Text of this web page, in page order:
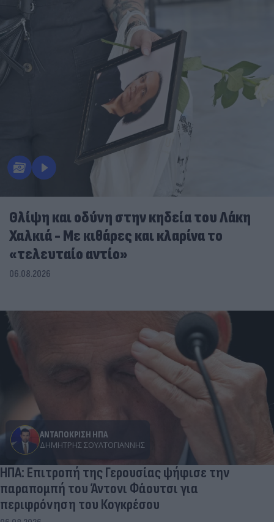
Θλίψη και οδύνη στην κηδεία του Λάκη
Χαλκιά - Με κιθάρες και κλαρίνα το
«τελευταίο αντίο»
06.08.2026
ΑΝΤΑΠΟΚΡΙΣΗ ΗΠΑ
ΔΗΜΉΤΡΗΣ ΣΟΥΛΤΟΓΙΆΝΝΗΣ
ΗΠΑ: Επιτροπή της Γερουσίας ψήφισε την
παραπομπή του Άντονι Φάουτσι για
περιφρόνηση του Κογκρέσου